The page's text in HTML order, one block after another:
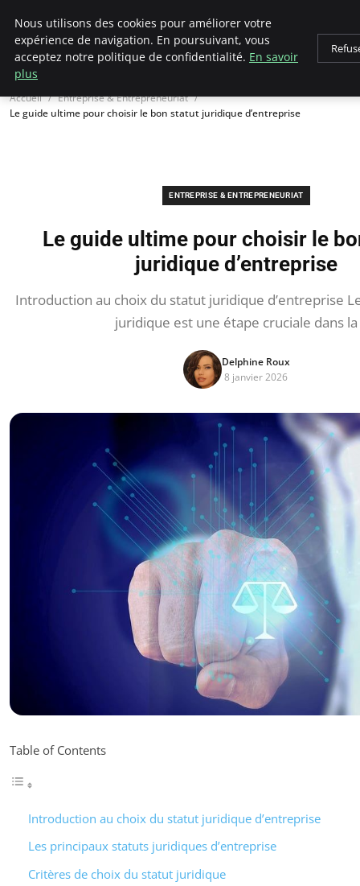
LECFCM
Accueil
Entreprise & Entrepreneuriat
Le guide ultime pour choisir le bon statut juridique d’entreprise
ENTREPRISE & ENTREPRENEURIAT
Le guide ultime pour choisir le
juridique d’entreprise
Introduction au choix du statut juridique d’entreprise
juridique est une étape cruciale dans la
Delphine Roux
8 janvier 2026
Table of Contents
Introduction au choix du statut juridique d’entreprise
Les principaux statuts juridiques d’entreprise
Critères de choix du statut juridique
Nous utilisons des cookies pour améliorer votre
expérience de navigation. En poursuivant, vous
acceptez notre politique de confidentialité. En savoir
plus